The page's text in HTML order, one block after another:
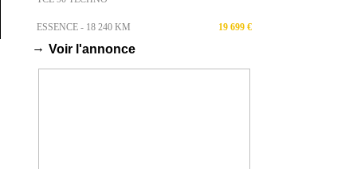
ESSENCE - 18 240 KM 19 699 €
→ Voir l'annonce